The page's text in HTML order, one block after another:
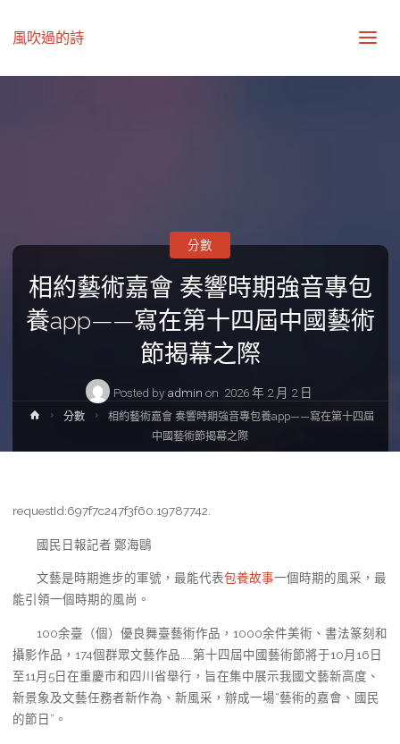
風吹過的詩
相約藝術嘉會 奏響時期強音專包
養app——寫在第十四屆中國藝術
節揭幕之際
Posted by admin on 2026 年 2 月 2 日
分數
Home分數
相約藝術嘉會 奏響時期強音專包養app——寫在第十四屆
中國藝術節揭幕之際
requestId:697f7c247f3f60.19787742.
國民日報記者 鄭海鷗
文藝是時期進步的軍號，最能代表包養故事一個時期的風采，最
能引領一個時期的風尚。
100余臺（個）優良舞臺藝術作品，1000余件美術、書法篆刻和
攝影作品，174個群眾文藝作品……第十四屆中國藝術節將于10月16日
至11月5日在重慶市和四川省舉行，旨在集中展示我國文藝新高度、
新景象及文藝任務者新作為、新風采，辦成一場“藝術的嘉會、國民
的節日”。